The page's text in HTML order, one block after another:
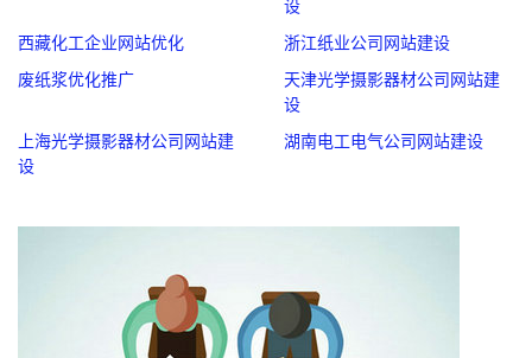
设
西藏化工企业网站优化
浙江纸业公司网站建设
废纸浆优化推广
天津光学摄影器材公司网站建
设
上海光学摄影器材公司网站建
设
湖南电工电气公司网站建设